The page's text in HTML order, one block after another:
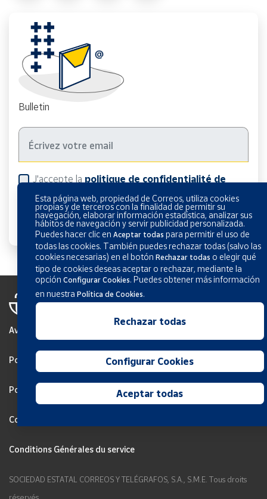
Bulletin
J'accepte la politique de confidentialité de
Avis légal
Politique de confidentialité
Politique de Cookies
Configurar Cookies
Conditions Générales du service
SOCIEDAD ESTATAL CORREOS Y TELÉGRAFOS, S.A., S.M.E. Tous droits
Esta página web, propiedad de Correos, utiliza cookies
propias y de terceros con la finalidad de permitir su
navegación, elaborar información estadística, analizar sus
hábitos de navegación y servir publicidad personalizada.
Puedes hacer clic enAceptar todas para permitir el uso de
todas las cookies. También puedes rechazar todas (salvo las
cookies necesarias) en el botónRechazar todas o elegir qué
tipo de cookies deseas aceptar o rechazar, mediante la
opciónConfigurar Cookies. Puedes obtener más información
en nuestraPolítica de Cookies.
Rechazar todas
Configurar Cookies
Aceptar todas